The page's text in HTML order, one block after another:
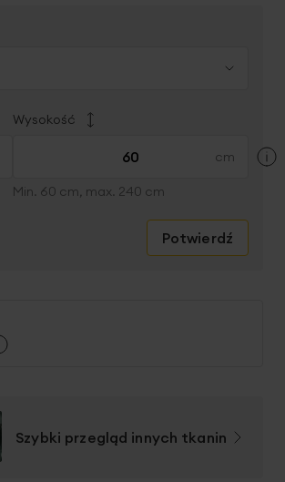
Wysokość
Min. 60 cm, max. 240 cm
Potwierdź
Szybki przegląd innych tkanin